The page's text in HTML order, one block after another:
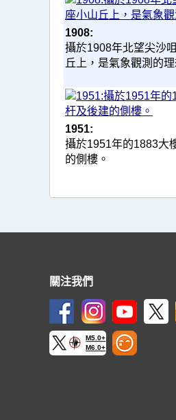
1908:
攝於1908年北望尖沙
丘上，是氣象觀測的理
1951:
攝於1951年的1883大
的側樓。
關注我們
M5.0+
M6.0+